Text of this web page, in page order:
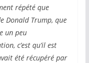
répété que
Donald Trump, que
un peu
c’est qu’il est
été récupéré par